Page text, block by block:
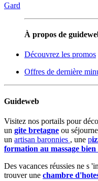
Gard
À propos de
Découvrez les promos
Offres de dernière
Guideweb
Visitez nos portails pour
un gite bretagne ou
un artisan baronnies , une p
formation au massage bien
Des vacances réussies ne s
trouver une chambre